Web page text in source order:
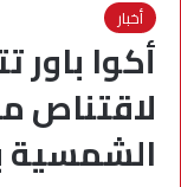
أخبار
أكوا
لاقتناص
الشمسية بقدرة